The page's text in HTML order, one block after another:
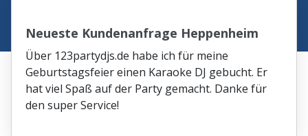
Neueste Kundenanfrage Heppenheim
Über 123partydjs.de habe ich für meine
Geburtstagsfeier einen Karaoke DJ gebucht. Er
hat viel Spaß auf der Party gemacht. Danke für
den super Service!